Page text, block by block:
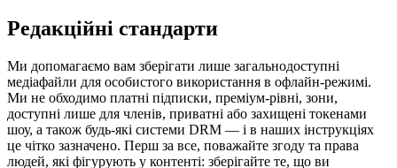
Редакційні стандарти
Ми допомагаємо вам зберігати лише загальнодоступні
медіафайли для особистого використання в офлайн-режимі.
Ми не обходимо платні підписки, преміум-рівні, зони,
доступні лише для членів, приватні або захищені токенами
шоу, а також будь-які системи DRM — і в наших інструкціях
це чітко зазначено. Перш за все, поважайте згоду та права
людей, які фігурують у контенті: зберігайте те, що ви